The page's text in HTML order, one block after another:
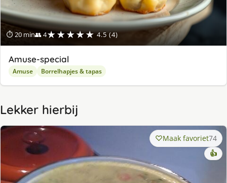
⏱ 20 min👥 4★★★★★ 4.5 (4)
Amuse-special
Amuse Borrelhapjes & tapas
Lekker hierbij
Maak favoriet74
👍